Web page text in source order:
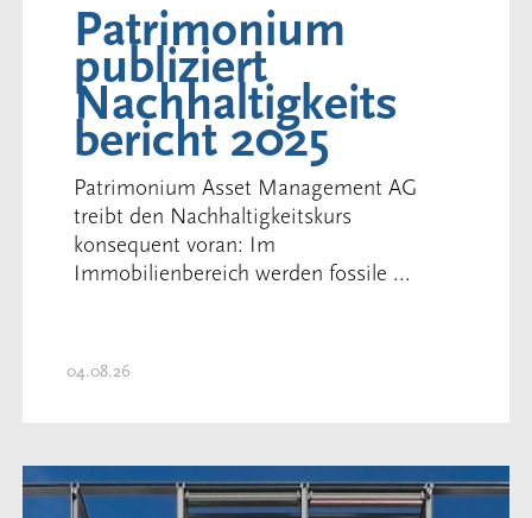
Patrimonium
publiziert
Nachhaltigkeits
bericht 2025
Patrimonium Asset Management AG
treibt den Nachhaltigkeitskurs
konsequent voran: Im
Immobilienbereich werden fossile ...
04.08.26